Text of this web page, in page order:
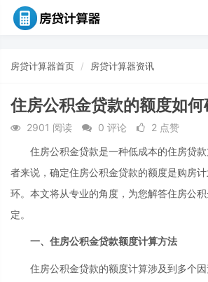
房贷计算器首页 房贷计算器资讯
住房公积金贷款的额度如何
2901 阅读 0 评论
2 点赞
住房公积金贷款是一种低成本的住房贷款
者来说，确定住房公积金贷款的额度是购房
环。本文将从专业的角度，为您解答住房公
定。
一、住房公积金贷款额度计算方法
住房公积金贷款的额度计算涉及到多个因